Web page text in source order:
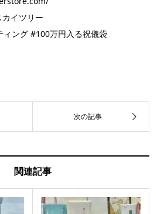
イツリー
ング #100万円入る祝儀袋
関連記事